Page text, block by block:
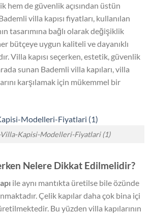
hem de güvenlik açısından üstün
villa kapısı fiyatları, kullanılan
tasarımına bağlı olarak değişiklik
bütçeye uygun kaliteli ve dayanıklı
Villa kapısı seçerken, estetik, güvenlik
sunan Bademli villa kapıları, villa
karşılamak için mükemmel bir
Kapisi-Modelleri-Fiyatlari (1)
Nelere Dikkat Edilmelidir?
ile aynı mantıkta üretilse bile özünde
Çelik kapılar daha çok bina içi
Bu yüzden villa kapılarının